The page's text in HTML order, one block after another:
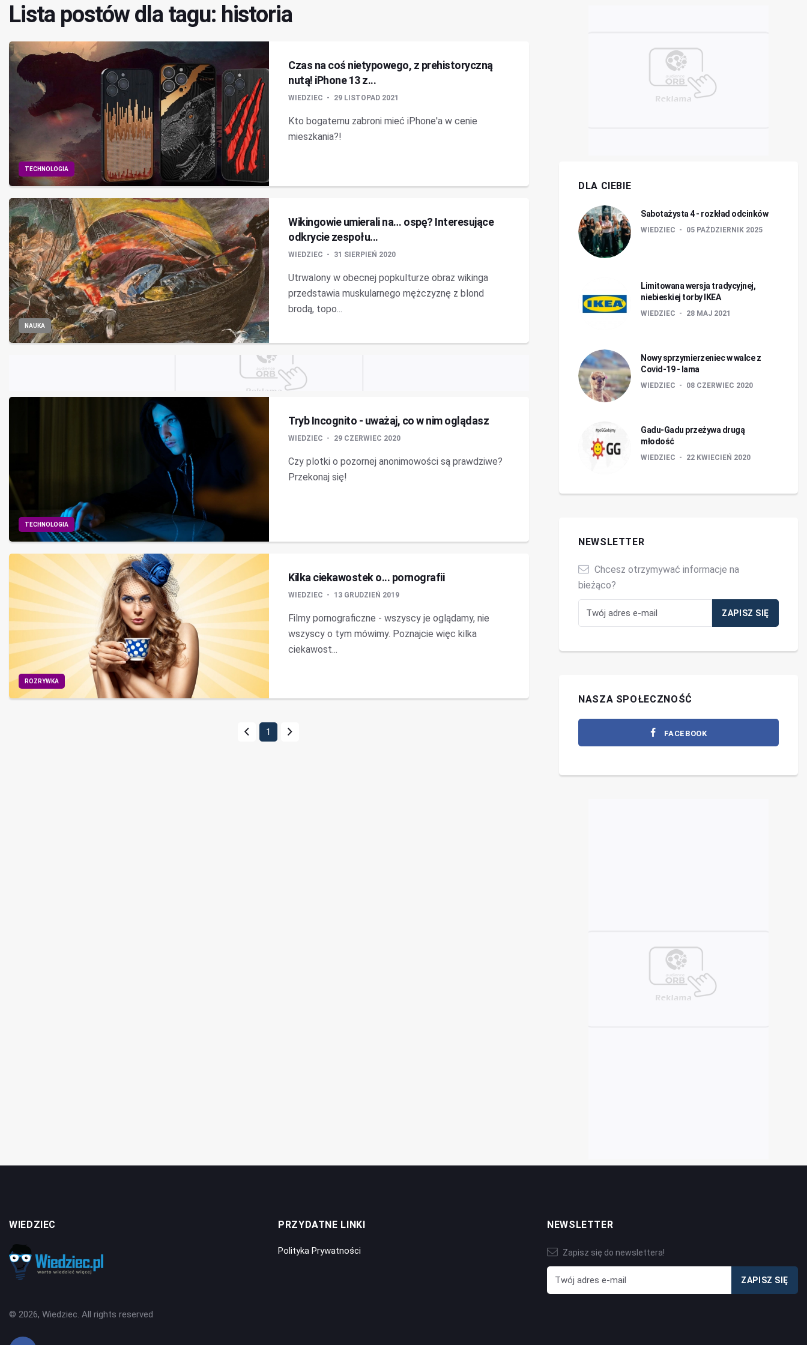
Lista postów dla tagu: historia
TECHNOLOGIA
Czas na coś nietypowego, z prehistoryczną
nutą! iPhone 13 z...
WIEDZIEC 29 LISTOPAD 2021
Kto bogatemu zabroni mieć iPhone'a w cenie
mieszkania?!
NAUKA
Wikingowie umierali na… ospę? Interesujące
odkrycie zespołu...
WIEDZIEC 31 SIERPIEŃ 2020
Utrwalony w obecnej popkulturze obraz wikinga
przedstawia muskularnego mężczyznę z blond
brodą, topo...
TECHNOLOGIA
Tryb Incognito - uważaj, co w nim oglądasz
WIEDZIEC 29 CZERWIEC 2020
Czy plotki o pozornej anonimowości są prawdziwe?
Przekonaj się!
ROZRYWKA
Kilka ciekawostek o... pornografii
WIEDZIEC 13 GRUDZIEŃ 2019
Filmy pornograficzne - wszyscy je oglądamy, nie
wszyscy o tym mówimy. Poznajcie więc kilka
ciekawost...
1
DLA CIEBIE
Sabotażysta 4 - rozkład odcinków
WIEDZIEC 05 PAŹDZIERNIK 2025
Limitowana wersja tradycyjnej,
niebieskiej torby IKEA
WIEDZIEC 28 MAJ 2021
Nowy sprzymierzeniec w walce z
Covid-19 - lama
WIEDZIEC 08 CZERWIEC 2020
Gadu-Gadu przeżywa drugą
młodość
WIEDZIEC 22 KWIECIEŃ 2020
NEWSLETTER
Chcesz otrzymywać informacje na
bieżąco?
NASZA SPOŁECZNOŚĆ
FACEBOOK
WIEDZIEC
© 2026, Wiedziec. All rights reserved
PRZYDATNE LINKI
Polityka Prywatności
NEWSLETTER
Zapisz się do newslettera!